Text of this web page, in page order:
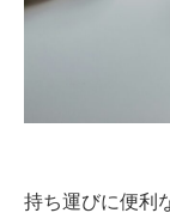
持ち運びに便利